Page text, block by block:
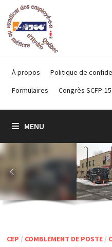
Passer
au
contenu
À propos Politique de
Formulaires
Congrès SCFP-
MENU
CEP / COMBLEMENT DE POSTE/